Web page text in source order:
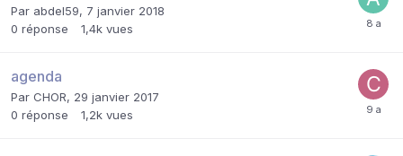
Par abdel59, 7 janvier 2018
0 réponse 1,4k vues
agenda
Par CHOR, 29 janvier 2017
0 réponse 1,2k vues